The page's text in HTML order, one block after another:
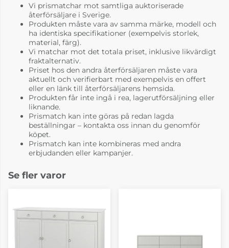
Vi prismatchar mot samtliga auktoriserade
återförsäljare i Sverige.
Produkten måste vara av samma märke, modell och
ha identiska specifikationer (exempelvis storlek,
material, färg).
Vi matchar mot det totala priset, inklusive likvärdigt
fraktalternativ.
Priset hos den andra återförsäljaren måste vara
aktuellt och verifierbart med exempelvis en offert
eller en länk till återförsäljarens hemsida.
Produkten får inte ingå i rea, lagerutförsäljning eller
liknande.
Prismatch kan inte göras på redan lagda
beställningar – kontakta oss innan du genomför
köpet.
Prismatch kan inte kombineras med andra
erbjudanden eller kampanjer.
Se fler varor